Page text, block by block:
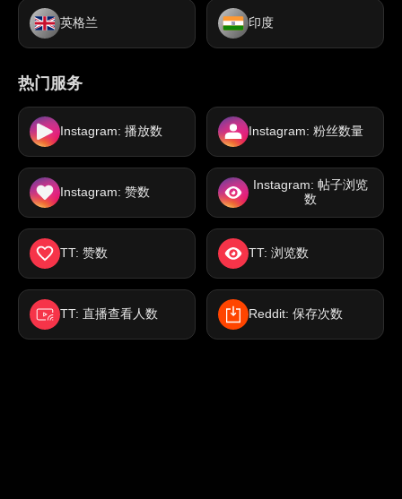
英格兰 印度
热门服务
Instagram: 播放数 Instagram: 粉丝数量
Instagram: 赞数
Instagram: 帖子浏览
数
TT: 赞数 TT: 浏览数
TT: 直播查看人数 Reddit: 保存次数